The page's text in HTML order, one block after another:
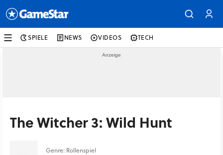
SPIELE NEWS VIDEOS TECH
The Witcher 3: Wild Hunt
Genre: Rollenspiel